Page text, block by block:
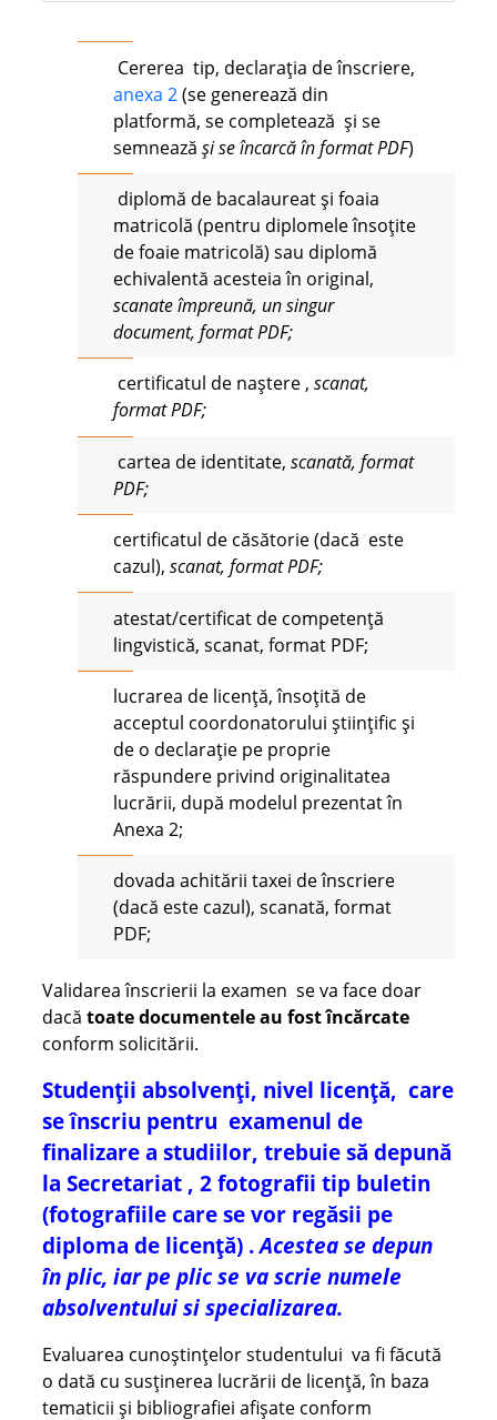
Cererea tip, declarația de înscriere,
anexa 2(se generează din
platformă, se completează și se
semnează și se încarcă în format PDF)
diplomă de bacalaureat și foaia
matricolă (pentru diplomele însoțite
de foaie matricolă) sau diplomă
echivalentă acesteia în original,
scanate împreună, un singur
document, format PDF;
certificatul de naștere , scanat,
format PDF;
cartea de identitate, scanată, format
PDF;
certificatul de căsătorie (dacă este
cazul), scanat, format PDF;
atestat/certificat de competență
lingvistică, scanat, format PDF;
lucrarea de licență, însoțită de
acceptul coordonatorului științific și
de o declarație pe proprie
răspundere privind originalitatea
lucrării, după modelul prezentat în
Anexa 2;
dovada achitării taxei de înscriere
(dacă este cazul), scanată, format
PDF;
Validarea înscrierii la examen se va face doar
dacă toate documentele au fost încărcate
conform solicitării.
Studenții absolvenți, nivel licență, care
se înscriu pentru examenul de
finalizare a studiilor, trebuie să depună
la Secretariat , 2 fotografii tip buletin
(fotografiile care se vor regăsii pe
diploma de licență) .Acestea se depun
în plic, iar pe plic se va scrie numele
absolventului si specializarea.
Evaluarea cunoștințelor studentului va fi făcută
o dată cu susținerea lucrării de licență, în baza
tematicii și bibliografiei afișate conform